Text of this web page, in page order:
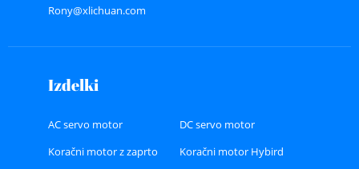
Rony@xlichuan.com
Izdelki
AC servo motor
DC servo motor
Koračni motor z zaprto
Koračni motor Hybird